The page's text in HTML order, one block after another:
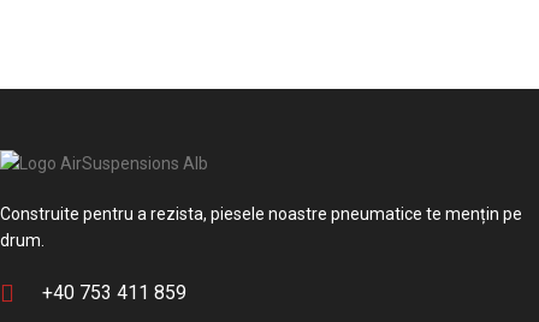
Construite pentru a rezista, piesele noastre pneumatice te mențin pe
drum.
+40 753 411 859